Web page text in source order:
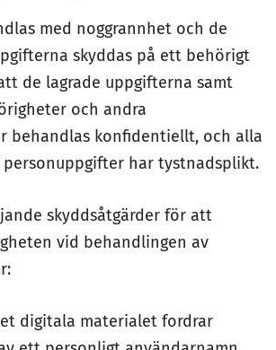
med noggrannhet och de
skyddas på ett behörigt
de lagrade uppgifterna samt
och andra
behandlas konfidentiellt, och alla
har tystnadsplikt.
skyddsåtgärder för att
vid behandlingen av
digitala materialet fordrar